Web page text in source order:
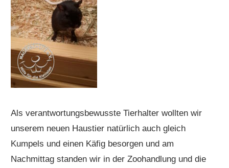
Als verantwortungsbewusste Tierhalter wollten wir
unserem neuen Haustier natürlich auch gleich
Kumpels und einen Käfig besorgen und am
Nachmittag standen wir in der Zoohandlung und die